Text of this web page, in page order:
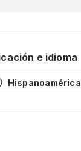
e idioma
Hispanoamérica